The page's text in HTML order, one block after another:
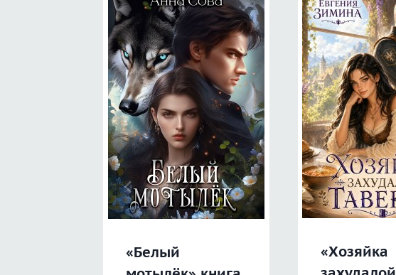
«Белый
«Хозяйка